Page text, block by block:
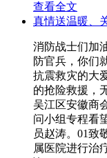
查看全文
真情送温暖、
消防战士们加
防官兵，你们
抗震救灾的大
的抢险救援，
吴江区安徽商
问小组专程看
员赵涛。01致
属医院进行治